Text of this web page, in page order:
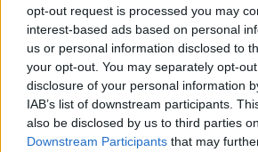
opt-out request is processed you may
interest-based ads based on personal
us or personal information disclosed to
your opt-out. You may separately opt-
disclosure of your personal information
IAB’s list of downstream participants.
also be disclosed by us to third parties
Downstream Participants that may